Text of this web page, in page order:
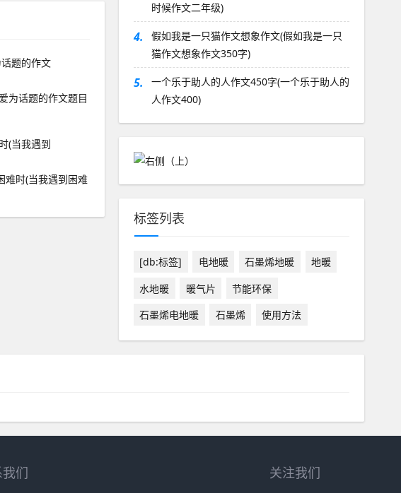
为话题的作文题目
难时(当我遇到困难
时候作文二年级)
4.
假如我是一只猫作文想象作文(假如我是一只
猫作文想象作文350字)
5.
一个乐于助人的人作文450字(一个乐于助人的
人作文400)
标签列表
[db:标签] 电地暖 石墨烯地暖
地暖
水地暖
暖气片
节能环保
石墨烯电地暖
石墨烯 使用方法
们 关注我们